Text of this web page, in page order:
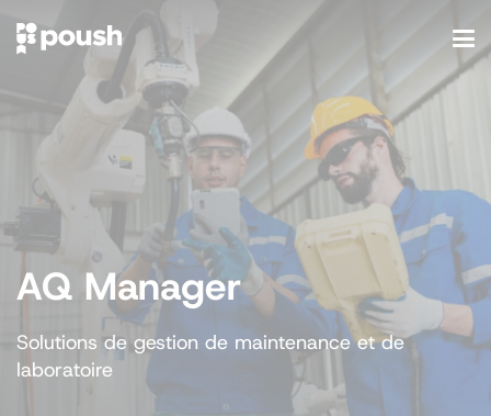
AQ Manager
Solutions de gestion de maintenance et de
laboratoire